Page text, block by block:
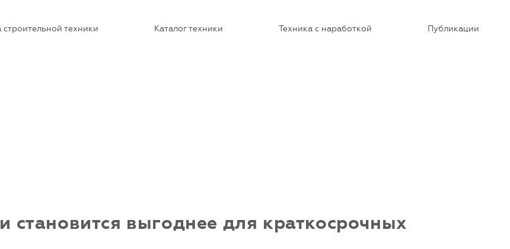
техники Каталог техники Техника с наработкой Публикации
становится выгоднее для краткосрочных